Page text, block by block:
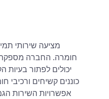
חומרה. החברה מספקת
כוננים קשיחים ורכיבי
אפשרויות השירות